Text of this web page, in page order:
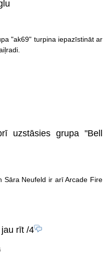
"ak69" turpina iepazīstināt ar
uzstāsies grupa "Bell
Sāra Neufeld ir arī Arcade Fire
rīt/4